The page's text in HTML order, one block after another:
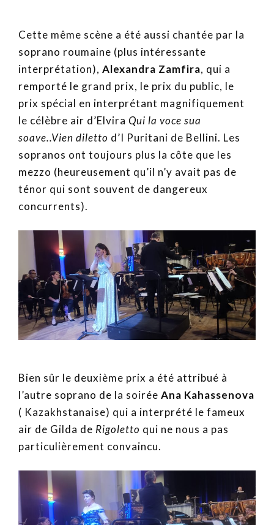
Cette même scène a été aussi chantée par la
soprano roumaine (plus intéressante
interprétation), Alexandra Zamfira, qui a
remporté le grand prix, le prix du public, le
prix spécial en interprétant magnifiquement
le célèbre air d’Elvira Qui la voce sua
soave..Vien diletto d’I Puritani de Bellini. Les
sopranos ont toujours plus la côte que les
mezzo (heureusement qu’il n’y avait pas de
ténor qui sont souvent de dangereux
concurrents).
Bien sûr le deuxième prix a été attribué à
l’autre soprano de la soirée Ana Kahassenova
( Kazakhstanaise) qui a interprété le fameux
air de Gilda de Rigoletto qui ne nous a pas
particulièrement convaincu.